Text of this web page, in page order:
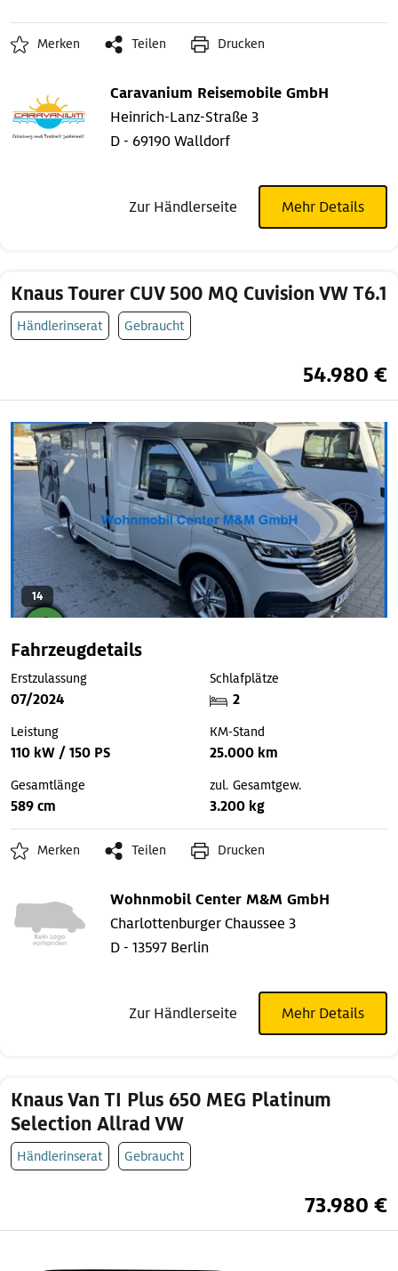
Merken Teilen Drucken
Caravanium Reisemobile GmbH
Heinrich-Lanz-Straße 3
D - 69190 Walldorf
Zur Händlerseite Mehr Details
Knaus Tourer CUV 500 MQ Cuvision VW T6.1
Händlerinserat Gebraucht
54.980 €
14
Fahrzeugdetails
Erstzulassung
07/2024
Schlafplätze
2
Leistung
110 kW / 150 PS
KM-Stand
25.000 km
Gesamtlänge
589 cm
zul. Gesamtgew.
3.200 kg
Merken Teilen Drucken
Wohnmobil Center M&M GmbH
Charlottenburger Chaussee 3
D - 13597 Berlin
Zur Händlerseite Mehr Details
Knaus Van TI Plus 650 MEG Platinum
Selection Allrad VW
Händlerinserat Gebraucht
73.980 €